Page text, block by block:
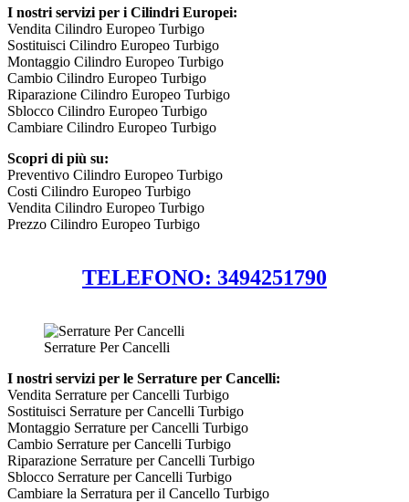
I nostri servizi per i Cilindri Europei:
Vendita Cilindro Europeo Turbigo
Sostituisci Cilindro Europeo Turbigo
Montaggio Cilindro Europeo Turbigo
Cambio Cilindro Europeo Turbigo
Riparazione Cilindro Europeo Turbigo
Sblocco Cilindro Europeo Turbigo
Cambiare Cilindro Europeo Turbigo
Scopri di più su:
Preventivo Cilindro Europeo Turbigo
Costi Cilindro Europeo Turbigo
Vendita Cilindro Europeo Turbigo
Prezzo Cilindro Europeo Turbigo
TELEFONO: 3494251790
Serrature Per Cancelli
I nostri servizi per le Serrature per Cancelli:
Vendita Serrature per Cancelli Turbigo
Sostituisci Serrature per Cancelli Turbigo
Montaggio Serrature per Cancelli Turbigo
Cambio Serrature per Cancelli Turbigo
Riparazione Serrature per Cancelli Turbigo
Sblocco Serrature per Cancelli Turbigo
Cambiare la Serratura per il Cancello Turbigo